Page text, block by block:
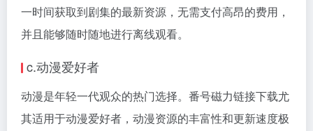
一时间获取到剧集的最新资源，无需支付高昂的费用，
并且能够随时随地进行离线观看。
c.动漫爱好者
动漫是年轻一代观众的热门选择。番号磁力链接下载尤
其适用于动漫爱好者，动漫资源的丰富性和更新速度极